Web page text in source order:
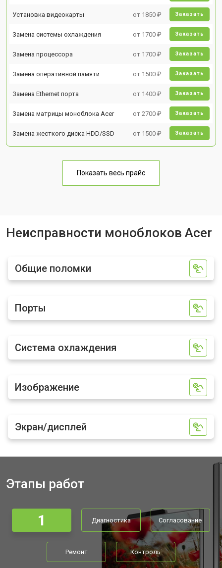
Установка видеокарты от 1850 ₽ Заказать
Замена системы охлаждения от 1700 ₽ Заказать
Замена процессора от 1700 ₽ Заказать
Замена оперативной памяти от 1500 ₽ Заказать
Замена Ethernet порта от 1400 ₽ Заказать
Замена матрицы моноблока Acer от 2700 ₽ Заказать
Замена жесткого диска HDD/SSD от 1500 ₽ Заказать
Показать весь прайс
Неисправности моноблоков Acer
Общие поломки
Порты
Система охлаждения
Изображение
Экран/дисплей
Этапы работ
1 Диагностика Согласование
Ремонт Контроль